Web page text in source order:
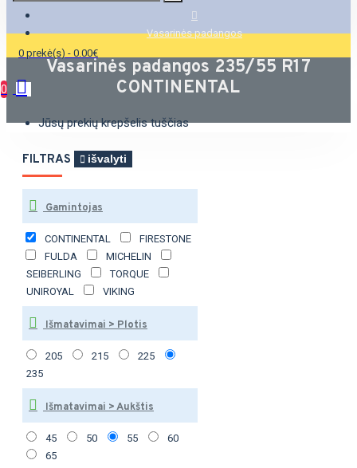
0 prekė(s) - 0.00€
0
Jūsų prekių krepšelis tuščias
Vasarinės padangos
Vasarinės padangos 235/55 R17
CONTINENTAL
FILTRAS išvalyti
Gamintojas
CONTINENTAL
FIRESTONE
FULDA
MICHELIN
SEIBERLING
TORQUE
UNIROYAL
VIKING
Išmatavimai > Plotis
205 215
225
235
Išmatavimai > Aukštis
45 50 55
60
65